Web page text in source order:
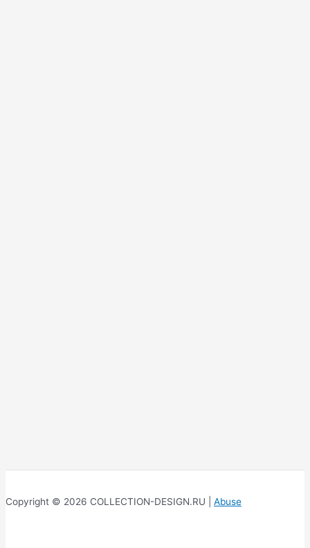
Copyright © 2026 COLLECTION-DESIGN.RU | Abuse